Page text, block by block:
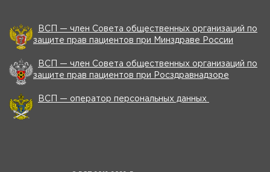
ВСП — член Совета общественных организаций по
защите прав пациентов при Минздраве России
ВСП — член Совета общественных организаций по
защите прав пациентов при Росздравнадзоре
ВСП — оператор персональных данных